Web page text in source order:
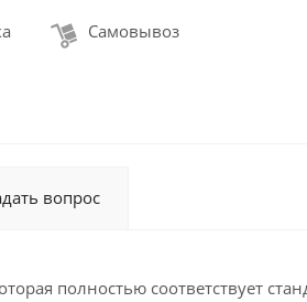
Самовывоз
вопрос
полностью соответствует